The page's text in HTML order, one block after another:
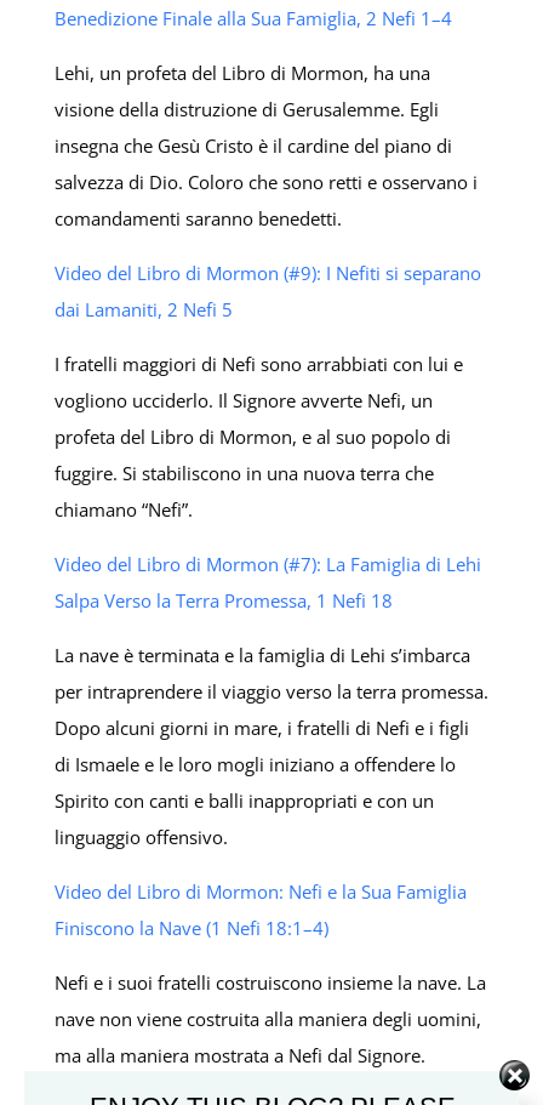
Benedizione Finale alla Sua Famiglia, 2 Nefi 1–4
Lehi, un profeta del Libro di Mormon, ha una
visione della distruzione di Gerusalemme. Egli
insegna che Gesù Cristo è il cardine del piano di
salvezza di Dio. Coloro che sono retti e osservano i
comandamenti saranno benedetti.
Video del Libro di Mormon (#9): I Nefiti si separano
dai Lamaniti, 2 Nefi 5
I fratelli maggiori di Nefi sono arrabbiati con lui e
vogliono ucciderlo. Il Signore avverte Nefi, un
profeta del Libro di Mormon, e al suo popolo di
fuggire. Si stabiliscono in una nuova terra che
chiamano “Nefi”.
Video del Libro di Mormon (#7): La Famiglia di Lehi
Salpa Verso la Terra Promessa, 1 Nefi 18
La nave è terminata e la famiglia di Lehi s’imbarca
per intraprendere il viaggio verso la terra promessa.
Dopo alcuni giorni in mare, i fratelli di Nefi e i figli
di Ismaele e le loro mogli iniziano a offendere lo
Spirito con canti e balli inappropriati e con un
linguaggio offensivo.
Video del Libro di Mormon: Nefi e la Sua Famiglia
Finiscono la Nave (1 Nefi 18:1–4)
Nefi e i suoi fratelli costruiscono insieme la nave. La
nave non viene costruita alla maniera degli uomini,
ma alla maniera mostrata a Nefi dal Signore.